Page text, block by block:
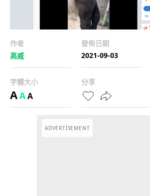
作者
高威
發佈日期
2021-09-03
字體大小
AAA
分享
ADVERTISEMENT